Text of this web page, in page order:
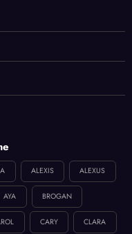
ALEXIS ALEXUS
AYA BROGAN
CARY CLARA